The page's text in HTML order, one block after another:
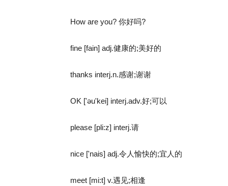
How are you? 你好吗?
fine [fain] adj.健康的;美好的
thanks interj.n.感谢;谢谢
OK ['əu'kei] interj.adv.好;可以
please [pli:z] interj.请
nice ['nais] adj.令人愉快的;宜人的
meet [mi:t] v.遇见;相逢